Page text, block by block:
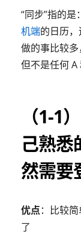
“同步”指的
机端的日历
做的事比较
但不是任何 A
（1-1
己熟悉
然需要
优点：比较
了